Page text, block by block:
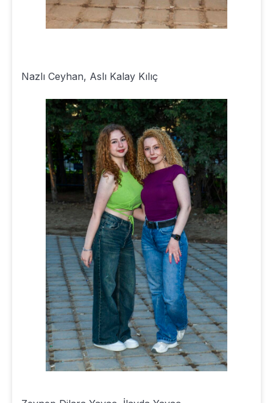
Nazlı Ceyhan, Aslı Kalay Kılıç